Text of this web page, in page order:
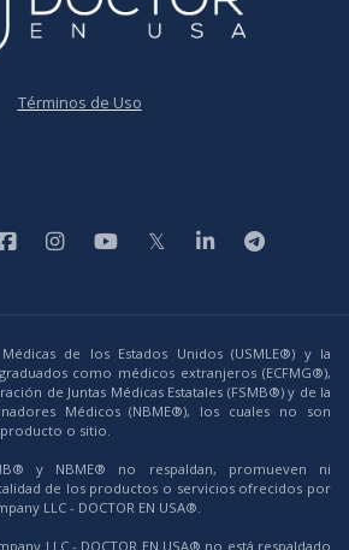
Términos de Uso
de los Estados Unidos (USMLE®) y la
como médicos extranjeros (ECFMG®),
de Juntas Médicas Estatales (FSMB®) y de la
Médicos (NBME®), los cuales no son
o sitio.
y NBME® no respaldan, promueven ni
de los productos o servicios ofrecidos por
LLC - DOCTOR EN USA®.
LLC - DOCTOR EN USA® no está respaldado